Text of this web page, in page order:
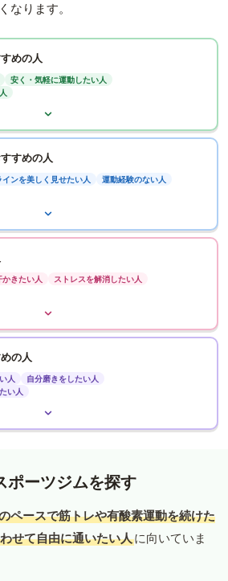
なります。
めの人
安く・気軽に運動したい人
すめの人
インを美しく見せたい人 運動経験のない人
かきたい人 ストレスを解消したい人
の人
人
自分磨きをしたい人
い人
ポーツジムを探す
ペースで筋トレや有酸素運動を続けた
せて自由に通いたい人に向いていま